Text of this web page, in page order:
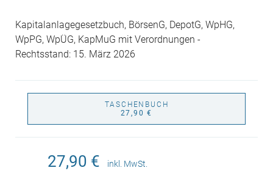
Kapitalanlagegesetzbuch, BörsenG, DepotG, WpHG,
WpPG, WpÜG, KapMuG mit Verordnungen -
Rechtsstand: 15. März 2026
TASCHENBUCH
27,90 €
27,90 € inkl. MwSt.